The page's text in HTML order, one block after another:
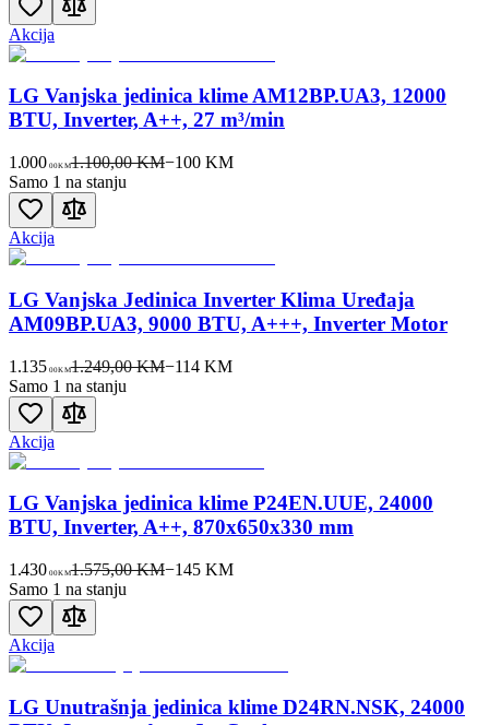
Akcija
LG Vanjska jedinica klime AM12BP.UA3, 12000
BTU, Inverter, A++, 27 m³/min
1.000 00KM1.100,00 KM−100KM
Samo 1 na stanju
Akcija
LG Vanjska Jedinica Inverter Klima Uređaja
AM09BP.UA3, 9000 BTU, A+++, Inverter Motor
1.135 00KM1.249,00 KM−114KM
Samo 1 na stanju
Akcija
LG Vanjska jedinica klime P24EN.UUE, 24000
BTU, Inverter, A++, 870x650x330 mm
1.430 00KM1.575,00 KM−145KM
Samo 1 na stanju
Akcija
LG Unutrašnja jedinica klime D24RN.NSK, 24000